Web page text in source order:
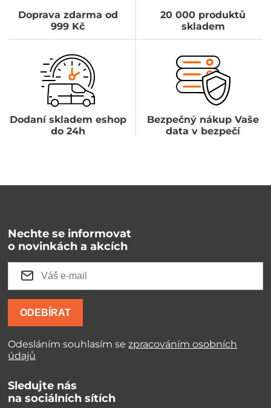
Doprava zdarma od
999 Kč
20 000 produktů
skladem
Dodaní skladem eshop
do 24h
Bezpečný nákup Vaše
data v bezpečí
Nechte se informovat
o novinkách a akcích
ODEBÍRAT
Odesláním souhlasím sezpracováním osobních
údajů
Sledujte nás
na sociálních sítích